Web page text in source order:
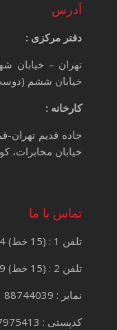
آدرس
دفتر مرکزی :
تهران – خیابان
خیابان ششم (دوست
کارخانه :
جاده قدیم تهران-
خیابان مخابرات،
تماس با ما
تلفن 1 : (15 خط) 88744974
تلفن 2 : (15 خط) 88504949
نمابر : 88744039
کدپستی : 1587975413